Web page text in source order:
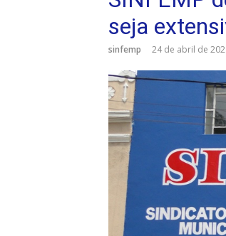
seja
sinfemp 24 de abril de